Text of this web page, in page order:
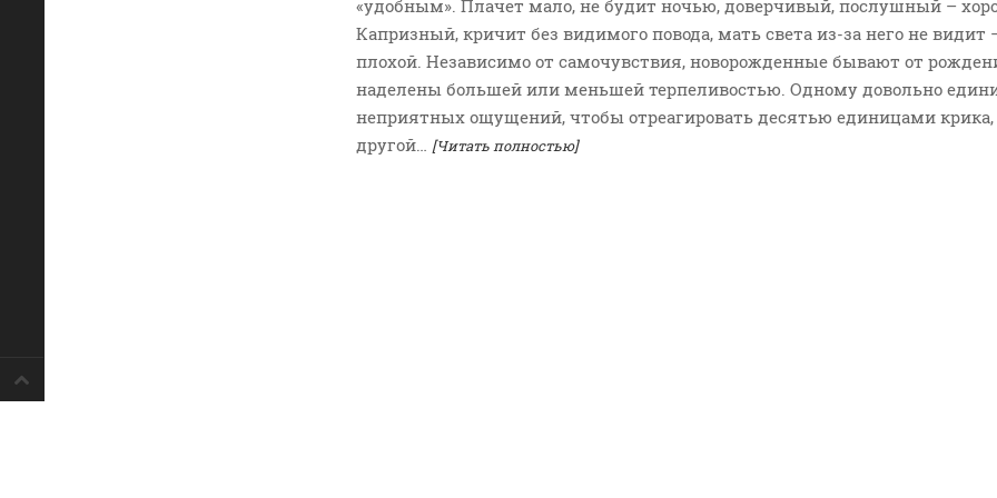
«удобным». Плачет мало, не будит ночью, доверчивый, послушный –
Капризный, кричит без видимого повода, мать света из-за него не видит
плохой. Независимо от самочувствия, новорожденные бывают от
наделены большей или меньшей терпеливостью. Одному довольно
неприятных ощущений, чтобы отреагировать десятью единицами крика,
другой…
[Читать полностью]